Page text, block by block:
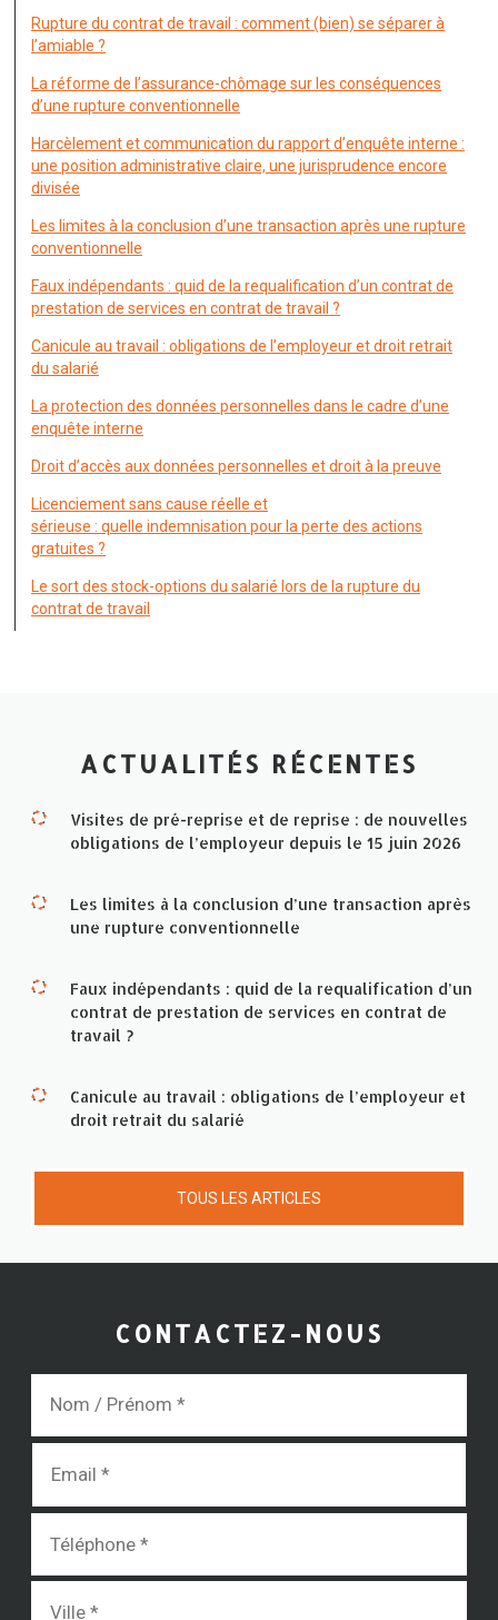
Rupture du contrat de travail : comment (bien) se séparer à
l’amiable ?
La réforme de l’assurance-chômage sur les conséquences
d’une rupture conventionnelle
Harcèlement et communication du rapport d’enquête interne :
une position administrative claire, une jurisprudence encore
divisée
Les limites à la conclusion d’une transaction après une rupture
conventionnelle
Faux indépendants : quid de la requalification d’un contrat de
prestation de services en contrat de travail ?
Canicule au travail : obligations de l’employeur et droit retrait
du salarié
La protection des données personnelles dans le cadre d’une
enquête interne
Droit d’accès aux données personnelles et droit à la preuve
Licenciement sans cause réelle et
sérieuse : quelle indemnisation pour la perte des actions
gratuites ?
Le sort des stock-options du salarié lors de la rupture du
contrat de travail
ACTUALITÉS RÉCENTES
Visites de pré-reprise et de reprise : de nouvelles
obligations de l’employeur depuis le 15 juin 2026
Les limites à la conclusion d’une transaction après
une rupture conventionnelle
Faux indépendants : quid de la requalification d’un
contrat de prestation de services en contrat de
travail ?
Canicule au travail : obligations de l’employeur et
droit retrait du salarié
TOUS LES ARTICLES
CONTACTEZ-NOUS